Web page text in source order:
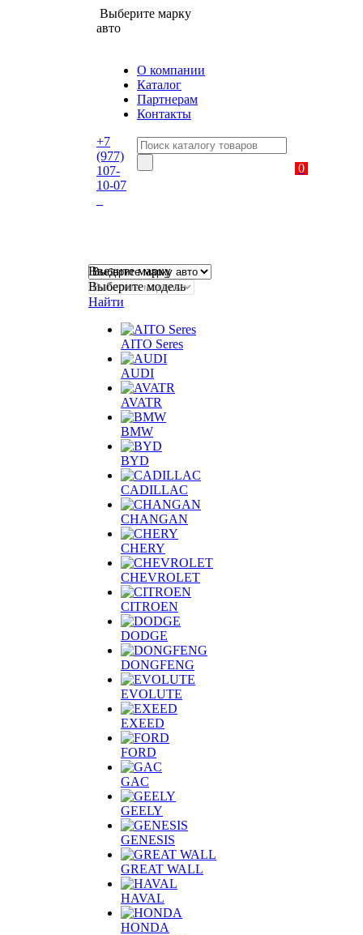
Выберите марку
авто
О компании
Каталог
Партнерам
Контакты
0
+7
(977)
107-
10-07
Введите марку
Выберите модель
Найти
AITO Seres
AUDI
AVATR
BMW
BYD
CADILLAC
CHANGAN
CHERY
CHEVROLET
CITROEN
DODGE
DONGFENG
EVOLUTE
EXEED
FORD
GAC
GEELY
GENESIS
GREAT WALL
HAVAL
HONDA